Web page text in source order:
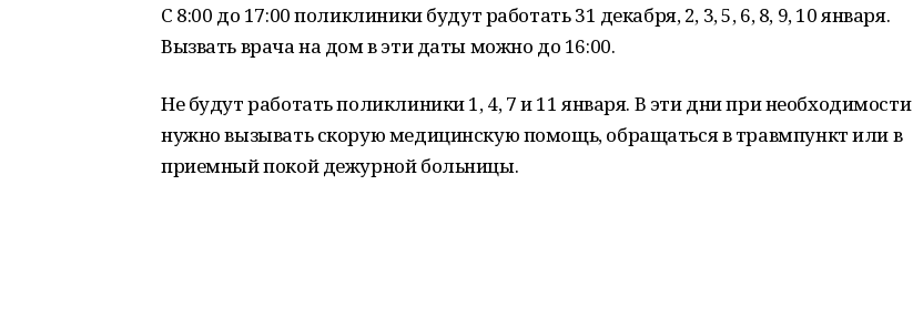
С 8:00 до 17:00 поликлиники будут работать 31 декабря, 2, 3, 5, 6, 8, 9, 10 января.
Вызвать врача на дом в эти даты можно до 16:00.
Не будут работать поликлиники 1, 4, 7 и 11 января. В эти дни при необходимости
нужно вызывать скорую медицинскую помощь, обращаться в травмпункт или в
приемный покой дежурной больницы.